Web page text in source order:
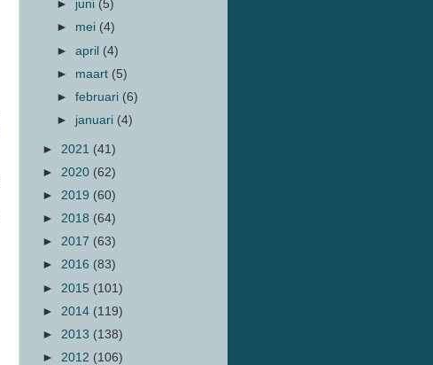
► juni (5)
► mei (4)
►april (4)
► maart (5)
►februari (6)
► januari (4)
► 2021 (41)
► 2020 (62)
► 2019 (60)
► 2018 (64)
► 2017 (63)
► 2016 (83)
► 2015 (101)
► 2014 (119)
► 2013 (138)
► 2012 (106)